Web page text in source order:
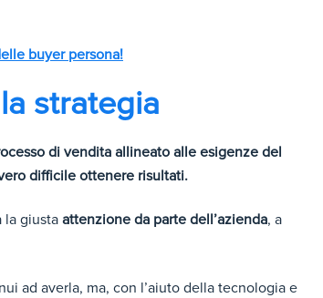
buyer persona!
strategia
di vendita allineato alle esigenze del
difficile ottenere risultati.
la giusta attenzione da parte dell’azienda, a
ad averla, ma, con l’aiuto della tecnologia e